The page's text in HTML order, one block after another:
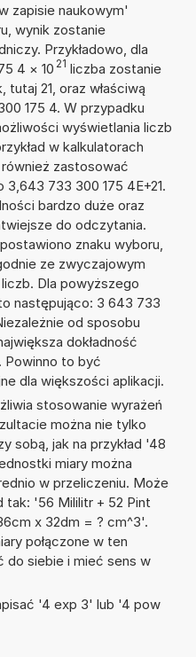
zapisie naukowym'
wynik zostanie
Przykładowo, dla
4 × 10 21 liczba zostanie
tutaj 21, oraz właściwą
175 4. W przypadku
wyświetlania liczb
w kalkulatorach
zastosować
733 300 175 4E+21.
bardzo duże oraz
do odczytania.
znaku wyboru,
ze zwyczajowym
Dla powyższego
następująco: 3 643 733
od sposobu
dokładność
Powinno to być
dla większości aplikacji.
stosowanie wyrażeń
można nie tylko
sobą, jak na przykład '48
miary można
w przeliczeniu. Może
tak: '56 Mililitr + 52 Pint
x 32dm = ? cm^3'.
połączone w ten
do siebie i mieć sens w
'4 exp 3' lub '4 pow